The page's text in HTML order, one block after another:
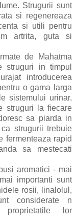
Strugurii sunt
si regenereaza
si utili pentru
artrita, guta si
de Mahatma
struguri in timpul
introducerea
o gama larga
sistemului urinar,
struguri la fiecare
sa piarda in
strugurii trebuie
fermenteaza rapid
sa mestecati
aromatici - mai
importanti sunt
rosii, linalolul,
considerate n
lor